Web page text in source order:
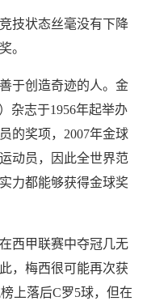
技状态丝毫没有下降
。
于创造奇迹的人。金
杂志于1956年起举办
的奖项，2007年金球
动员，因此全世界范
力都能够获得金球奖
西甲联赛中夺冠几无
，梅西很可能再次获
上落后C罗5球，但在